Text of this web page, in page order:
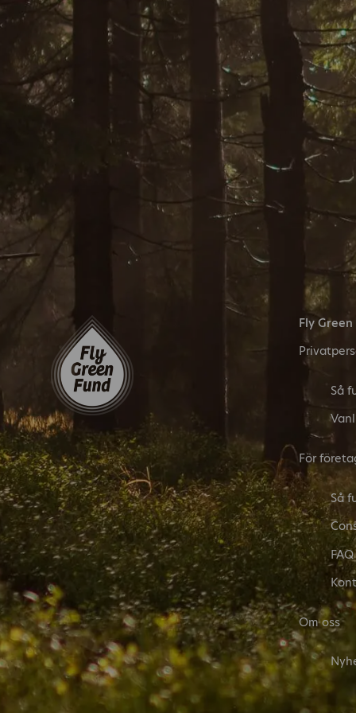
Fly
Så
För
Så
FAQ
Om oss